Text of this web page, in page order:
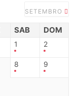
SETEMBRO
SAB DOM
1 2
8 9